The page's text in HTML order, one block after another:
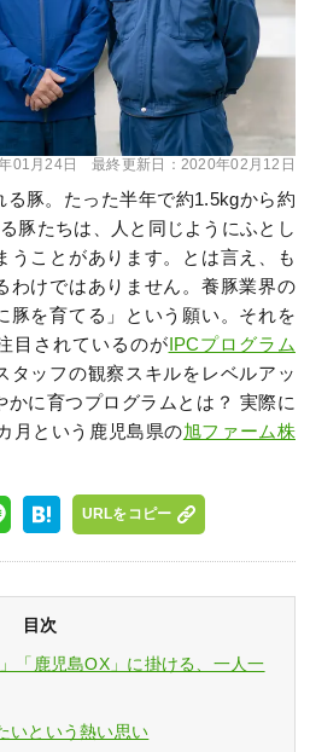
01月24日 最終更新日： 2020年02月12日
豚。たった半年で約1.5kgから約
豚たちは、人と同じようにふとし
うことがあります。とは言え、も
わけではありません。養豚業界の
豚を育てる」という願い。それを
目されているのが IPCプログラム
タッフの観察スキルをレベルアッ
かに育つプログラムとは？ 実際に
月という鹿児島県の旭ファーム株
URLをコピー
目次
「鹿児島OX」に掛ける、一人一
いという熱い思い